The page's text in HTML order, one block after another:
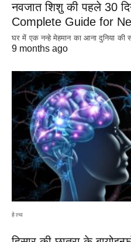
नवजात शिशु की पहले 30
Complete Guide for
घर में एक नन्हे मेहमान का आना दुनिया
9 months ago
हेल्थ